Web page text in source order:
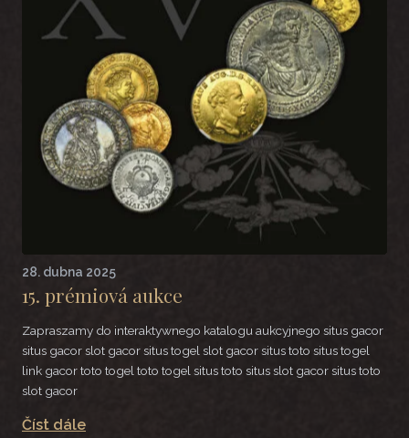
28. dubna 2025
15. prémiová aukce
Zapraszamy do interaktywnego katalogu aukcyjnego situs gacor
situs gacor slot gacor situs togel slot gacor situs toto situs togel
link gacor toto togel toto togel situs toto situs slot gacor situs toto
slot gacor
Číst dále